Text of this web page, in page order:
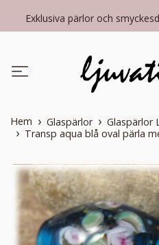
Exklusiva pärlor och
Hem Glaspärlor
Glaspärlor
Transp aqua blå oval pärla